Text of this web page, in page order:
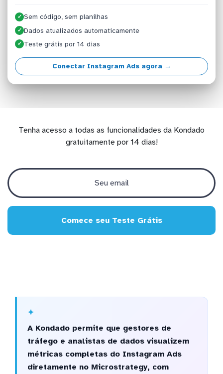
✓ Sem código, sem planilhas
✓ Dados atualizados automaticamente
✓ Teste grátis por 14 dias
Conectar Instagram Ads agora →
Tenha acesso a todas as funcionalidades da Kondado
gratuitamente por 14 dias!
Comece seu Teste Grátis
A Kondado permite que gestores de
tráfego e analistas de dados visualizem
métricas completas do Instagram Ads
diretamente no Microstrategy, com